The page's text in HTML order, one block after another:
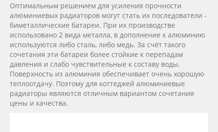
Оптимальным решением для усиления прочности
алюминиевых радиаторов могут стать их последователи -
биметаллические батареи. При их производстве
использовано 2 вида металла, в дополнение к алюминию
используются либо сталь, либо медь. За счёт такого
сочетания эти батареи более стойкие к перепадам
давления и слабо чувствительные к составу воды.
Поверхность из алюминия обеспечивает очень хорошую
теплоотдачу. Поэтому для коттеджей алюминиевые
радиаторы являются отличным вариантом сочетания
цены и качества.